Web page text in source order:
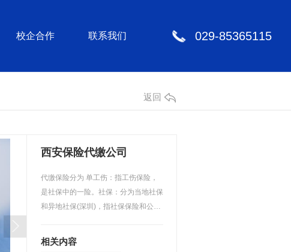
校企合作 联系我们 029-85365115
返回
西安保险代缴公司
代缴保险分为 单工伤：指工伤保险，
是社保中的一险。社保：分为当地社保
和异地社保(深圳)，指社保保险和公积
相关内容